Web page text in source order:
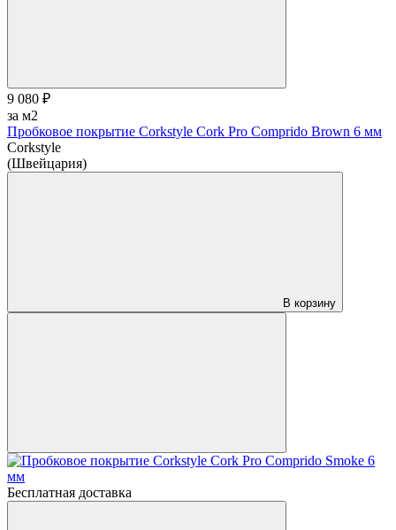
9 080 ₽
за м2
Пробковое покрытие Corkstyle Cork Pro Comprido Brown 6 мм
Corkstyle
(Швейцария)
В корзину
Бесплатная доставка